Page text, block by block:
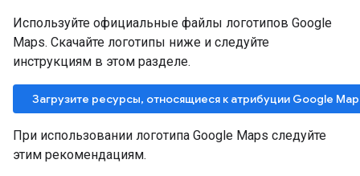
Используйте официальные файлы логотипов Google
Maps. Скачайте логотипы ниже и следуйте
инструкциям в этом разделе.
Загрузите ресурсы, относящиеся к атрибуции Google
При использовании логотипа Google Maps следуйте
этим рекомендациям.